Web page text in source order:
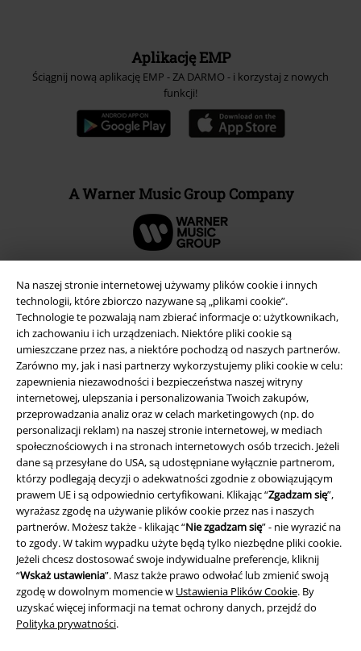
Na naszej stronie internetowej używamy plików cookie i innych
technologii, które zbiorczo nazywane są „plikami cookie”.
Technologie te pozwalają nam zbierać informacje o: użytkownikach,
ich zachowaniu i ich urządzeniach. Niektóre pliki cookie są
umieszczane przez nas, a niektóre pochodzą od naszych partnerów.
Zarówno my, jak i nasi partnerzy wykorzystujemy pliki cookie w celu:
zapewnienia niezawodności i bezpieczeństwa naszej witryny
internetowej, ulepszania i personalizowania Twoich zakupów,
przeprowadzania analiz oraz w celach marketingowych (np. do
personalizacji reklam) na naszej stronie internetowej, w mediach
społecznościowych i na stronach internetowych osób trzecich. Jeżeli
dane są przesyłane do USA, są udostępniane wyłącznie partnerom,
którzy podlegają decyzji o adekwatności zgodnie z obowiązującym
prawem UE i są odpowiednio certyfikowani. Klikając “Zgadzam się”,
wyrażasz zgodę na używanie plików cookie przez nas i naszych
partnerów. Możesz także - klikając “Nie zgadzam się” - nie wyrazić na
to zgody. W takim wypadku użyte będą tylko niezbędne pliki cookie.
Jeżeli chcesz dostosować swoje indywidualne preferencje, kliknij
“Wskaż ustawienia”. Masz także prawo odwołać lub zmienić swoją
zgodę w dowolnym momencie w Ustawienia Plików Cookie. By
uzyskać więcej informacji na temat ochrony danych, przejdź do
Polityka prywatności.
Aplikację EMP
Ściągnij nową aplikację EMP - ZA DARMO - i korzystaj z nowych
funkcji!
A Warner Music Group Company
Informacje prawne
Regulamin
Dane firmy
Polityka prywatności
Unieszkodliwianie odpadów i ochrona środowiska
Deklaracja Zgodności